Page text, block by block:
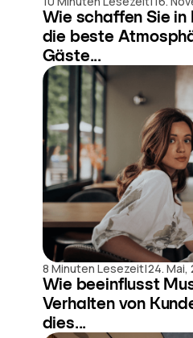
Wie schaffen Sie in
die beste
Gäste...
8 Minuten Lesezeit|24. Mai,
Wie beeinflusst
Verhalten von
dies...